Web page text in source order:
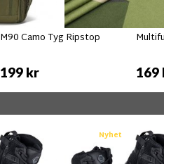
M90 Camo Tyg Ripstop
199 kr 169
Nyhet